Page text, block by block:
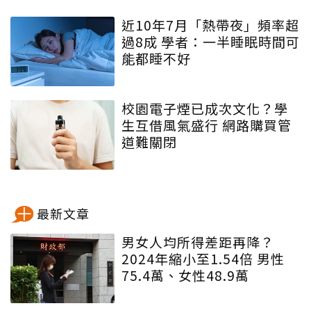
近10年7月「熱帶夜」頻率超
過8成 學者：一半睡眠時間可
能都睡不好
校園電子煙已成次文化？學
生互借風氣盛行 網路購買管
道難關閉
最新文章
男女人均所得差距再降？
2024年縮小至1.54倍 男性
75.4萬、女性48.9萬